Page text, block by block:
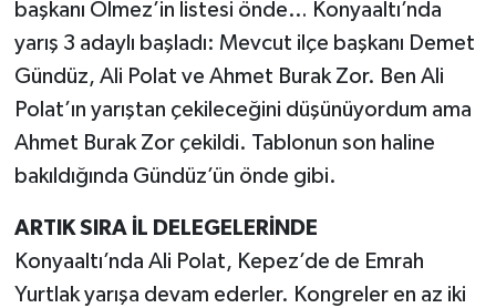
başkanı Ölmez’in listesi önde… Konyaaltı’nda
yarış 3 adaylı başladı: Mevcut ilçe başkanı Demet
Gündüz, Ali Polat ve Ahmet Burak Zor. Ben Ali
Polat’ın yarıştan çekileceğini düşünüyordum ama
Ahmet Burak Zor çekildi. Tablonun son haline
bakıldığında Gündüz’ün önde gibi.
ARTIK SIRA İL DELEGELERİNDE
Konyaaltı’nda Ali Polat, Kepez’de de Emrah
Yurtlak yarışa devam ederler. Kongreler en az iki